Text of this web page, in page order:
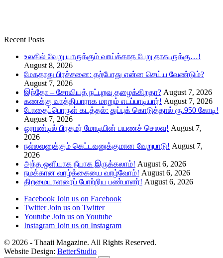
Recent Posts
உலகில் வேறு யாருக்கும் வாய்க்காத பேறு தாகூருக்கு…!
August 8, 2026
மேகதாது பிரச்சனை: தற்போது என்ன செய்ய வேண்டும்?
August 7, 2026
இந்தோ – சோவியத் நட்புறவு தழைக்கிறதா? August 7, 2026
கணக்கு வாத்தியாராக மாறும் எடப்பாடியார்! August 7, 2026
போதைப்பொருள் கடத்தல்: துப்புக் கொடுத்தால் ரூ.950 கோடி!
August 7, 2026
ஓராண்டில் பிரதமர் மோடியின் பயணச் செலவு! August 7,
2026
நல்லவனுக்கும் கெட்டவனுக்குமான வேறுபாடு! August 7,
2026
அந்த ஒளியாக நீயாக இருக்கலாம்! August 6, 2026
நமக்கான வாழ்க்கையை வாழ்வோம்! August 6, 2026
திறமையாளரைப் போற்றிய பண்பாளர்! August 6, 2026
Facebook Join us on Facebook
Twitter Join us on Twitter
Youtube Join us on Youtube
Instagram Join us on Instagram
© 2026 - Thaaii Magazine. All Rights Reserved.
Website Design: BetterStudio